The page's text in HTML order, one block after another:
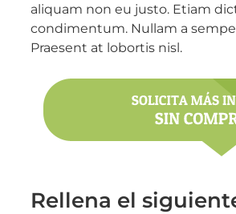
aliquam non eu justo. Etiam
condimentum. Nullam a
Praesent at lobortis nisl.
Rellena el